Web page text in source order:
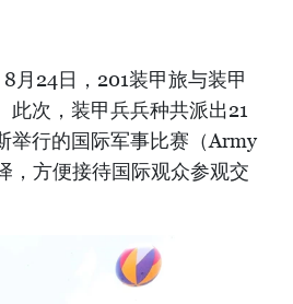
月24日，201装甲旅与装甲
次，装甲兵兵种共派出21
举行的国际军事比赛（Army
，方便接待国际观众参观交